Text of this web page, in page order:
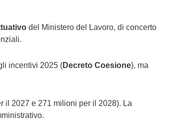
del Ministero del Lavoro, di concerto
incentivi 2025 (Decreto Coesione), ma
il 2027 e 271 milioni per il 2028). La